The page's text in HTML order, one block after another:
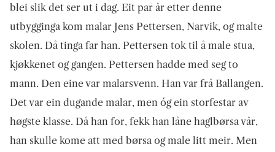
blei slik det ser ut i dag. Eit par år etter denne
utbygginga kom malar Jens Pettersen, Narvik, og malte
skolen. Då tinga far han. Pettersen tok til å male stua,
kjøkkenet og gangen. Pettersen hadde med seg to
mann. Den eine var malar­svenn. Han var frå Ballangen.
Det var ein dugande malar, men óg ein storfestar av
høgste klasse. Då han for, fekk han låne haglbørsa vår,
han skulle kome att med børsa og male litt meir. Men